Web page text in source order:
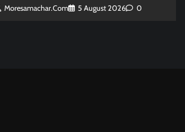
Moresamachar.com 5 August 2026 0